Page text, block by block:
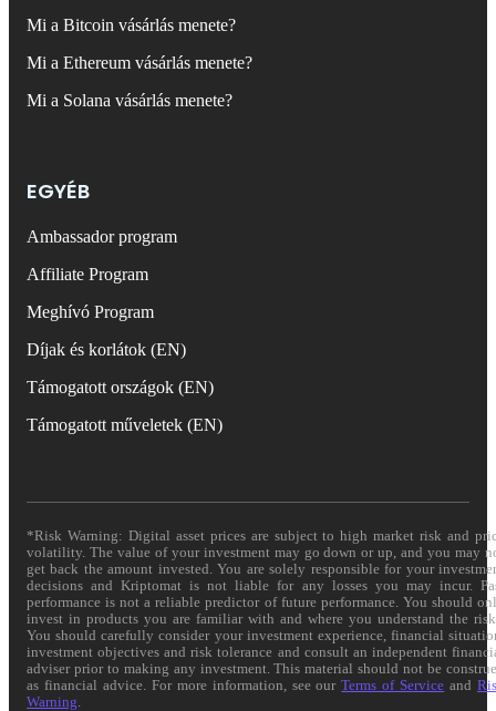
Mi a Bitcoin vásárlás menete?
Mi a Ethereum vásárlás menete?
Mi a Solana vásárlás menete?
EGYÉB
Ambassador program
Affiliate Program
Meghívó Program
Díjak és korlátok (EN)
Támogatott országok (EN)
Támogatott műveletek (EN)
*Risk Warning: Digital asset prices are subject to high market risk and
volatility. The value of your investment may go down or up, and you may
get back the amount invested. You are solely responsible for your
decisions and Kriptomat is not liable for any losses you may incur.
performance is not a reliable predictor of future performance. You should
invest in products you are familiar with and where you understand the
You should carefully consider your investment experience, financial
investment objectives and risk tolerance and consult an independent
adviser prior to making any investment. This material should not be
as financial advice. For more information, see ourTerms of Service and
Warning